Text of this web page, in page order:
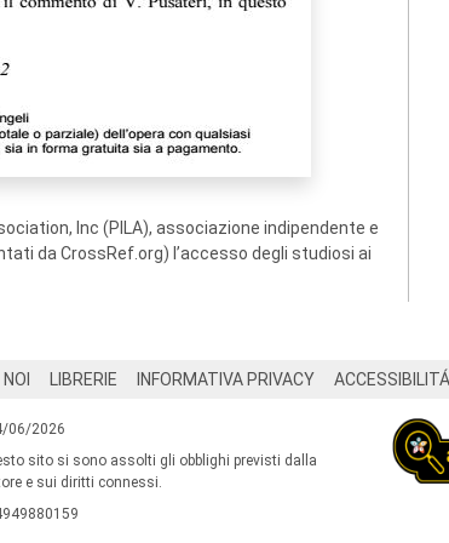
Inc (PILA), associazione indipendente e
da CrossRef.org) l’accesso degli studiosi ai
LIBRERIE INFORMATIVA PRIVACY ACCESSIBILITÁ
06/2026
sito si sono assolti gli obblighi previsti dalla
e sui diritti connessi.